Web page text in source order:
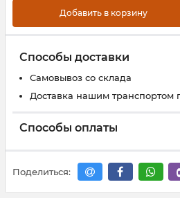
Добавить в корзину
Способы доставки
Самовывоз со склада
Доставка нашим транспортом
Способы оплаты
Поделиться: